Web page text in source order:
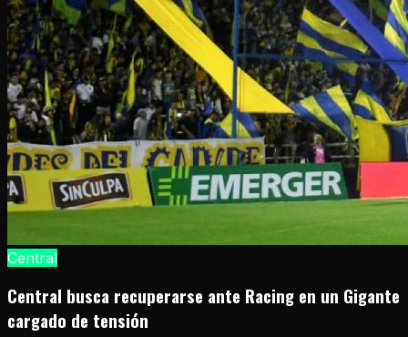
Central
Central busca recuperarse ante Racing en un Gigante
cargado de tensión